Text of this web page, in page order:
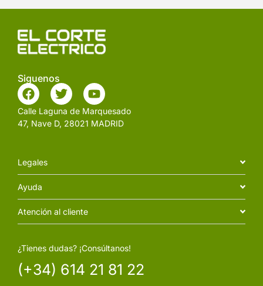
Siguenos
Calle Laguna de Marquesado
47, Nave D, 28021 MADRID
Legales
Ayuda
Atención al cliente
¿Tienes dudas? ¡Consúltanos!
(+34) 614 21 81 22